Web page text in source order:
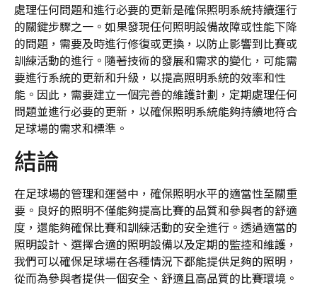
處理任何問題和進行必要的更新是確保照明系統持續運行
的關鍵步驟之一。如果發現任何照明設備故障或性能下降
的問題，需要及時進行修復或更換，以防止影響到比賽或
訓練活動的進行。隨著技術的發展和需求的變化，可能需
要進行系統的更新和升級，以提高照明系統的效率和性
能。因此，需要建立一個完善的維護計劃，定期處理任何
問題並進行必要的更新，以確保照明系統能夠持續地符合
足球場的需求和標準。
結論
在足球場的管理和運營中，確保照明水平的適當性至關重
要。良好的照明不僅能夠提高比賽的品質和參與者的舒適
度，還能夠確保比賽和訓練活動的安全進行。透過適當的
照明設計、選擇合適的照明設備以及定期的監控和維護，
我們可以確保足球場在各種情況下都能提供足夠的照明，
從而為參與者提供一個安全、舒適且高品質的比賽環境。